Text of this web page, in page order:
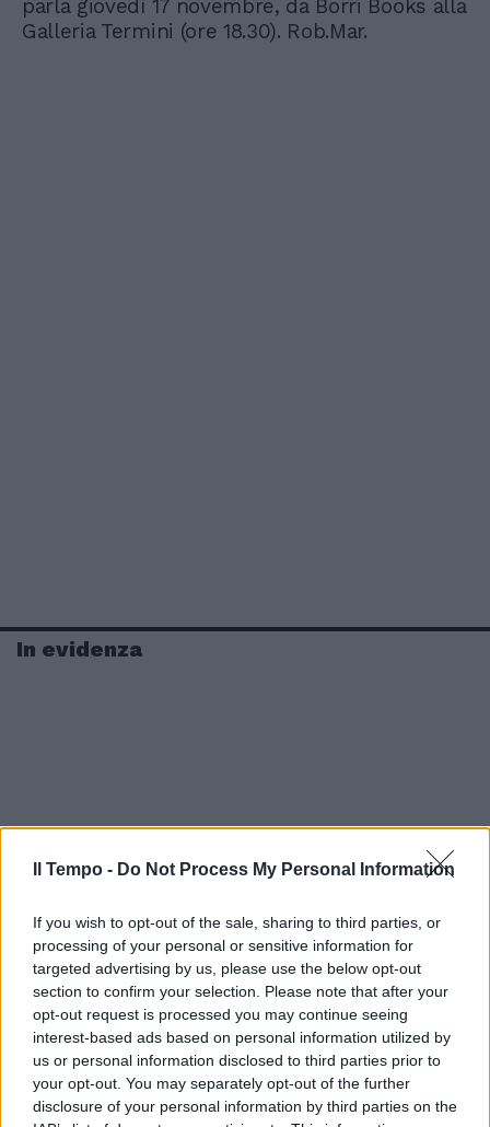
Il Tempo - Do Not Process My Personal Information
If you wish to opt-out of the sale, sharing to third parties, or
processing of your personal or sensitive information for
targeted advertising by us, please use the below opt-out
section to confirm your selection. Please note that after your
opt-out request is processed you may continue seeing
interest-based ads based on personal information utilized by
us or personal information disclosed to third parties prior to
your opt-out. You may separately opt-out of the further
disclosure of your personal information by third parties on the
parla giovedì 17 novembre, da Borri Books alla
Galleria Termini (ore 18.30). Rob.Mar.
In evidenza